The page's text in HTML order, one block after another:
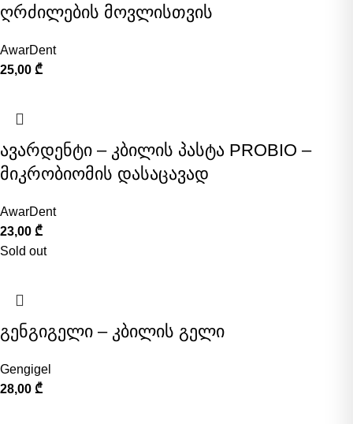
ღრძილების მოვლისთვის
AwarDent
25,00 ₾
ავარდენტი – კბილის პასტა PROBIO –
მიკრობიომის დასაცავად
AwarDent
23,00 ₾
Sold out
გენგიგელი – კბილის გელი
Gengigel
28,00 ₾